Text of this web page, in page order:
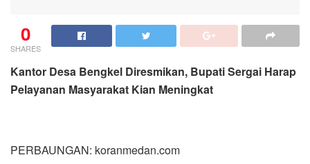
0
SHARES
Kantor Desa Bengkel Diresmikan, Bupati Sergai Harap
Pelayanan Masyarakat Kian Meningkat
PERBAUNGAN: koranmedan.com